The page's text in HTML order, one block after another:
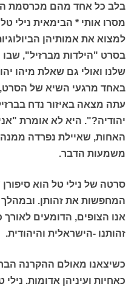
בלב כל אחד מהם מכרסמת
מסרו אותי * הבימאית נילי
למצוא את אמותיהן
בסרט "הילדות מברזיל",
שלנו ואולי גם שאלת מיהו
באחד מרגעי השיא של
עתה מצאה באיזור נדח
יהודיה?". היא לא אומרת
האחות, שאיילת נפרדה
משמעות הדבר.
סרטה של נילי טל הוא
המחפשות את זהותן.
אנו הצופים, הדומעים
זהותנו -הישראלית והיהודית.
כשיצאנו מאולם ההקרנה
כאחיות ועיניהן אדומות.